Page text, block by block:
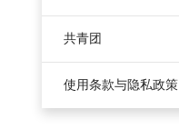
共青团
使用条款与隐私政策